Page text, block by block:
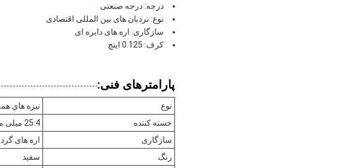
درجه: درجه صنعتی
نوع: نردبان های بین المللی اقتصادی
سازگاری: اره های دایره ای
کرف: 0.125 اینچ
پارامترهای فنی:
نوع
نيزه هاي
خسته کننده
25.4 میلی متر یا 30 میلی متر
سازگاری
اره های گرد
رنگ
سفید